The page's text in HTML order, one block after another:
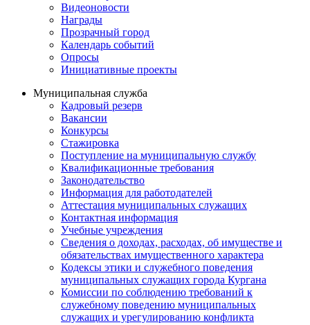
Видеоновости
Награды
Прозрачный город
Календарь событий
Опросы
Инициативные проекты
Муниципальная служба
Кадровый резерв
Вакансии
Конкурсы
Стажировка
Поступление на муниципальную службу
Квалификационные требования
Законодательство
Информация для работодателей
Аттестация муниципальных служащих
Контактная информация
Учебные учреждения
Сведения о доходах, расходах, об имуществе и
обязательствах имущественного характера
Кодексы этики и служебного поведения
муниципальных служащих города Кургана
Комиссии по соблюдению требований к
служебному поведению муниципальных
служащих и урегулированию конфликта